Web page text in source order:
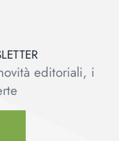
editoriali, i